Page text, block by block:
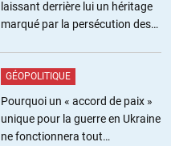
à 21h05
occupée ». Prise de
laissant derrière lui un héritage
marqué par la persécution des
GÉOPOLITIQUE
Pourquoi un « accord de paix »
unique pour la guerre en Ukraine
ne fonctionnera tout